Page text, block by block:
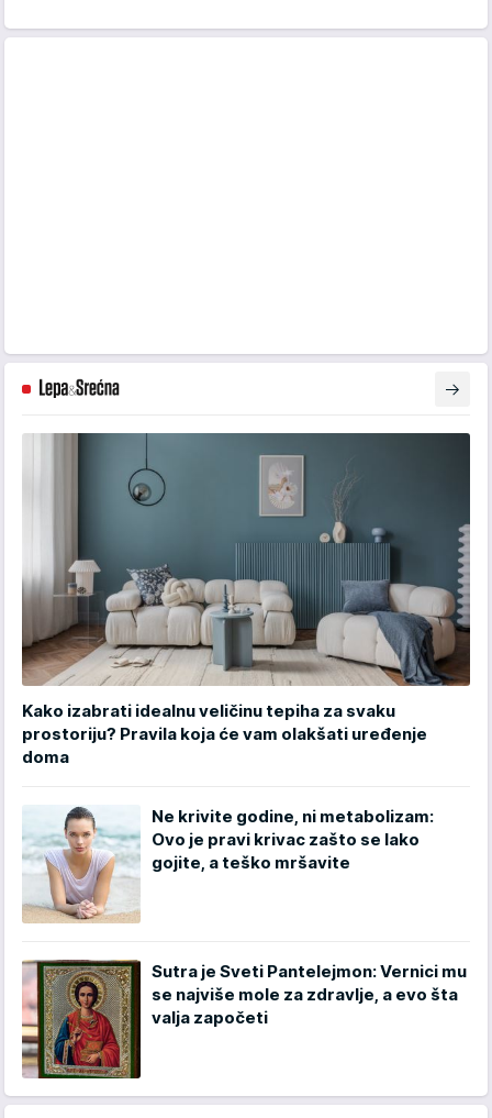
Kako izabrati idealnu veličinu tepiha za svaku
prostoriju? Pravila koja će vam olakšati uređenje
doma
Ne krivite godine, ni metabolizam:
Ovo je pravi krivac zašto se lako
gojite, a teško mršavite
Sutra je Sveti Pantelejmon: Vernici mu
se najviše mole za zdravlje, a evo šta
valja započeti